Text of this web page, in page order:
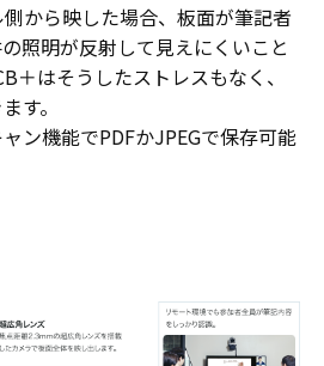
から映した場合、板面が筆記者
照明が反射して見えにくいこと
＋はそうしたストレスもなく、
す。
ン機能でPDFかJPEGで保存可能